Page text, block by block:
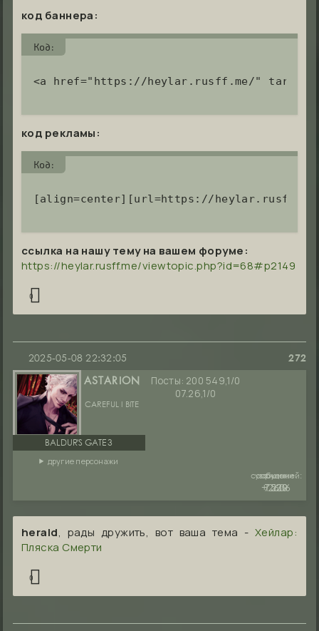
код баннера:
Код:
<a href="https://heylar.rusff.me/"
код рекламы:
Код:
[align=center][url=https://
ссылка на нашу тему на вашем форуме:
https://heylar.rusff.me/viewtopic.php?id=68#p2149
0
272
2025-05-08 22:32:05
ASTARION
CAREFUL I BITE
BALDUR'S GATE 3
руны:
7530
сообщений:
1229
уважение:
+2606
другие персонажи
Посты: 200 549,1/0
07.26,1/0
herald, рады дружить, вот ваша тема - Хейлар:
Пляска Смерти
0